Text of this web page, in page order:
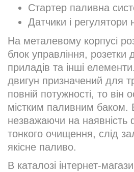
Стартер паливна
Датчики і регулятори
На металевому корпусі
блок управління, розетки
приладів та інші
двигун призначений для
повній потужності, то він
містким паливним баком.
незважаючи на наявність
тонкого очищення, слід
якісне паливо.
В каталозі інтернет-